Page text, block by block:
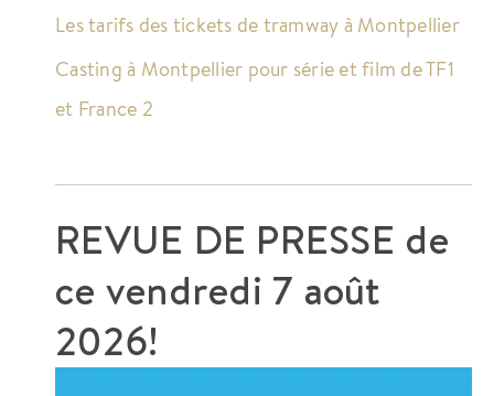
Les tarifs des tickets de tramway à Montpellier
Casting à Montpellier pour série et film de TF1
et France 2
REVUE DE PRESSE de
ce vendredi 7 août
2026!